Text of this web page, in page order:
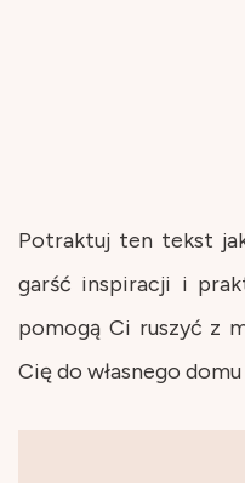
Potraktuj ten tekst
garść inspiracji i
pomogą Ci ruszyć z
Cię do własnego domu